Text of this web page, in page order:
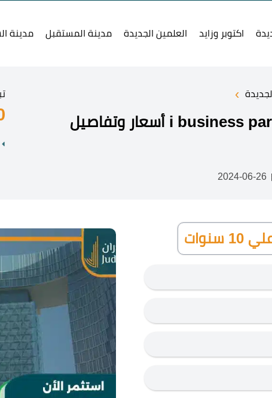
اكتوبر وزايد العلمين الجديدة مدينة المستقبل مدينة
›